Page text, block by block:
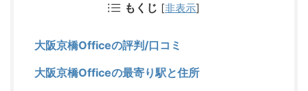
もくじ [非表示]
大阪京橋Officeの評判/口コミ
大阪京橋Officeの最寄り駅と住所